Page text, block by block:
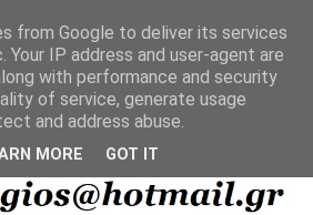
from Google to deliver its services
Your IP address and user-agent are
with performance and security
of service, generate usage
and address abuse.
MORE GOT IT